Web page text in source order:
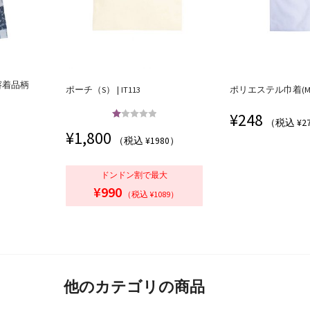
品柄 ポーチ（S） | IT113
4.84の評価
¥1,800 （税込 ¥1980）
ドンドン割で最大
¥990 （税込 ¥1089）
ポリエステル巾着
¥248 （税込
他のカテゴリの商品